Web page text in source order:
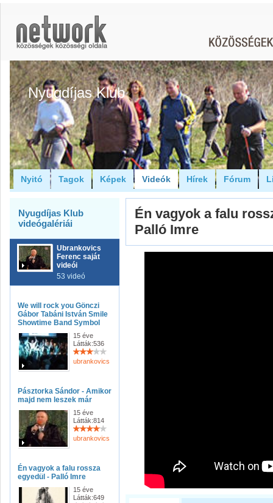
Nyugdíjas Klub
Nyitó Tagok Képek Videók Hírek Fórum
Nyugdíjas Klub
videógalériái
Ubrankovics
Ferenc saját
videói
53 videó
We will rock you Gönczi
Gábor Tabáni István Smile
Showtime Band Symbol
15 éve
Látták:536
ubrankovicsferenc
Pásztorka Sándor - Amikor
majd nem leszek már
15 éve
Látták:814
ubrankovicsferenc
Én vagyok a falu rossza
egyedül - Palló Imre
15 éve
Látták:649
Én vagyok a falu
Palló Imre